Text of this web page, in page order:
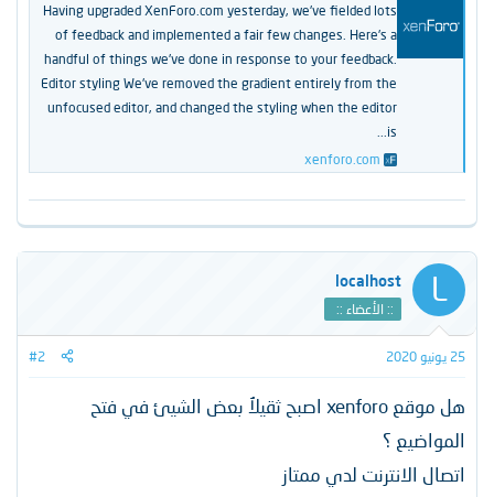
Having upgraded XenForo.com yesterday, we've fielded lots
of feedback and implemented a fair few changes. Here's a
handful of things we've done in response to your feedback.
Editor styling We've removed the gradient entirely from the
unfocused editor, and changed the styling when the editor
is...
xenforo.com
L
localhost
:: الأعضاء ::
25 يونيو 2020 #2
هل موقع xenforo اصبح ثقيلاُ بعض الشيئ في فتح
المواضيع ؟
اتصال الانترنت لدي ممتاز